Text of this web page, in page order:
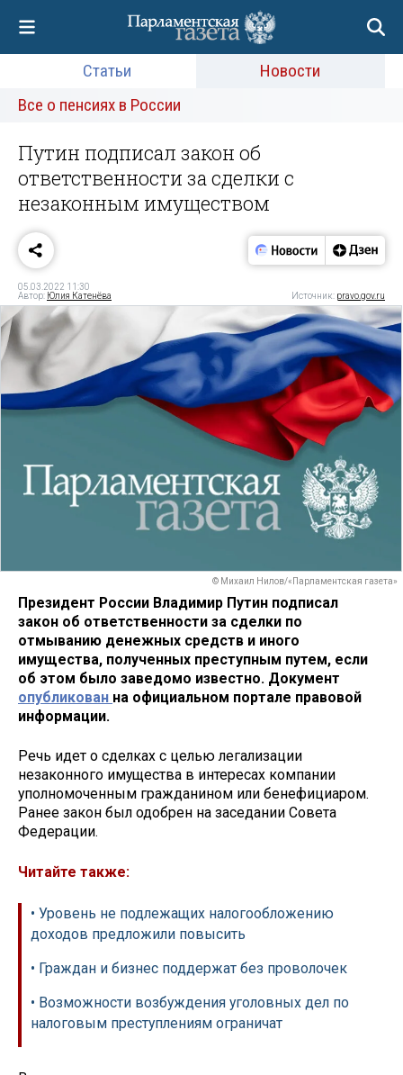
Статьи
Новости
Все о пенсиях в России
Путин подписал закон об
ответственности за сделки с
незаконным имуществом
05.03.2022 11:30
Автор: Юлия Катенёва Источник: pravo.gov.ru
© Михаил Нилов/«Парламентская газета»
Президент России Владимир Путин подписал
закон об ответственности за сделки по
отмыванию денежных средств и иного
имущества, полученных преступным путем, если
об этом было заведомо известно. Документ
опубликован на официальном портале правовой
информации.
Речь идет о сделках с целью легализации
незаконного имущества в интересах компании
уполномоченным гражданином или бенефициаром.
Ранее закон был одобрен на заседании Совета
Федерации.
Читайте также:
• Уровень не подлежащих налогообложению
доходов предложили повысить
• Граждан и бизнес поддержат без проволочек
• Возможности возбуждения уголовных дел по
налоговым преступлениям ограничат